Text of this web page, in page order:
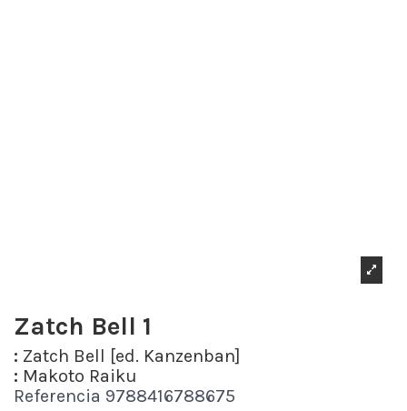
Zatch Bell 1
: Zatch Bell [ed. Kanzenban]
: Makoto Raiku
Referencia 9788416788675